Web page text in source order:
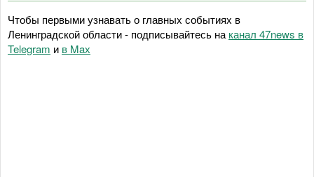
Чтобы первыми узнавать о главных событиях в
Ленинградской области - подписывайтесь на канал 47news в
Telegram и в Maх